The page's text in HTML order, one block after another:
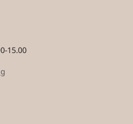
15.00